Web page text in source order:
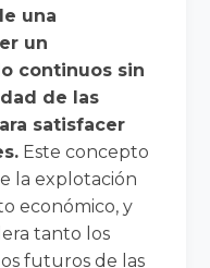
una
un
continuos sin
de las
satisfacer
Este concepto
la explotación
económico, y
tanto los
futuros de las